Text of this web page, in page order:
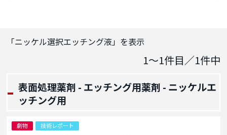
「ニッケル選択エッチング液」を表示
1～1件目／1件中
表面処理薬剤 - エッチング用薬剤 - ニッケルエ
ッチング用
劇物 技術レポート